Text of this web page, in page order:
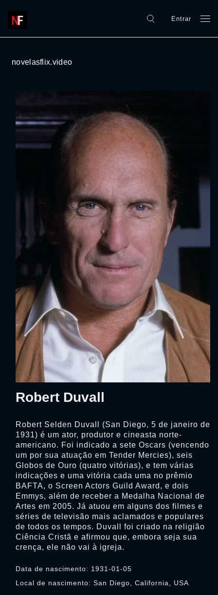
Entrar
novelasflix.video
Robert Duvall
Data de nascimento: 1931-01-05
Local de nascimento: San Diego, California, USA
Robert Selden Duvall (San Diego, 5 de janeiro de
1931) é um ator, produtor e cineasta norte-
americano. Foi indicado a sete Oscars (vencendo
um por sua atuação em Tender Mercies), seis
Globos de Ouro (quatro vitórias), e tem várias
indicações e uma vitória cada uma no prêmio
BAFTA, o Screen Actors Guild Award, e dois
Emmys, além de receber a Medalha Nacional de
Artes em 2005. Já atuou em alguns dos filmes e
séries de televisão mais aclamados e populares
de todos os tempos. Duvall foi criado na religião
Ciência Cristã e afirmou que, embora seja sua
crença, ele não vai à igreja.